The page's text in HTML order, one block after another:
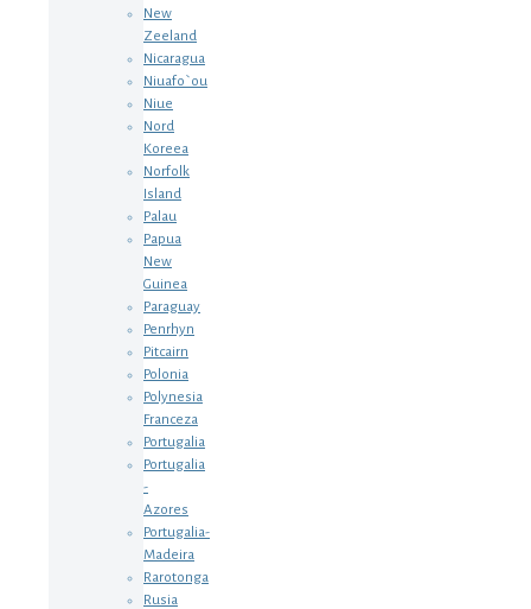
New
Zeeland
Nicaragua
Niuafo`ou
Niue
Nord
Koreea
Norfolk
Island
Palau
Papua
New
Guinea
Paraguay
Penrhyn
Pitcairn
Polonia
Polynesia
Franceza
Portugalia
Portugalia
-
Azores
Portugalia-
Madeira
Rarotonga
Rusia